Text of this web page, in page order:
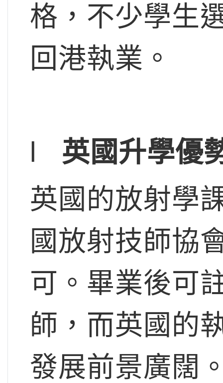
格，不少學生
回港執業。
l 英國升學優
英國的放射學
國放射技師協
可。畢業後可
師，而英國的
發展前景廣闊